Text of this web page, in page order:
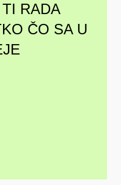
RADA
ČO SA U